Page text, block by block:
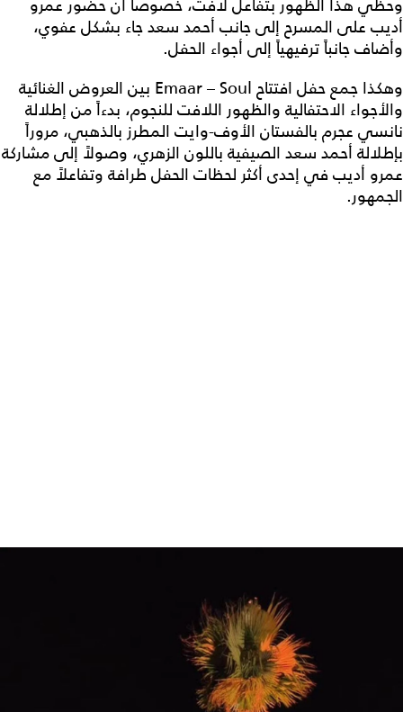
وحظي هذا الظهور بتفاعل لافت، خصوصاً أن حضور عمرو
أديب على المسرح إلى جانب أحمد سعد جاء بشكل عفوي،
وأضاف جانباً ترفيهياً إلى أجواء الحفل.
وهكذا جمع حفل افتتاح Emaar – Soul بين العروض الغنائية
والأجواء الاحتفالية والظهور اللافت للنجوم، بدءاً من إطلالة
نانسي عجرم بالفستان الأوف-وايت المطرز بالذهبي، مروراً
بإطلالة أحمد سعد الصيفية باللون الزهري، وصولاً إلى مشاركة
عمرو أديب في إحدى أكثر لحظات الحفل طرافة وتفاعلاً مع
الجمهور.